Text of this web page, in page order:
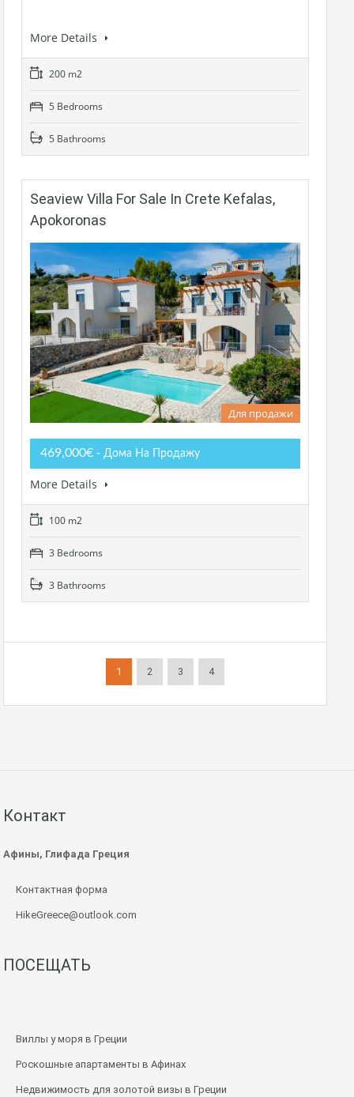
More Details
200 m2
5 Bedrooms
5 Bathrooms
Seaview Villa For Sale In Crete Kefalas,
Apokoronas
Для продажи
469,000€ - Дома На Продажу
More Details
100 m2
3 Bedrooms
3 Bathrooms
1 2 3 4
Контакт
Афины, Глифада Греция
Контактная форма
HikeGreece@outlook.com
ПОСЕЩАТЬ
Виллы у моря в Греции
Роскошные апартаменты в Афинах
Недвижимость для золотой визы в Греции